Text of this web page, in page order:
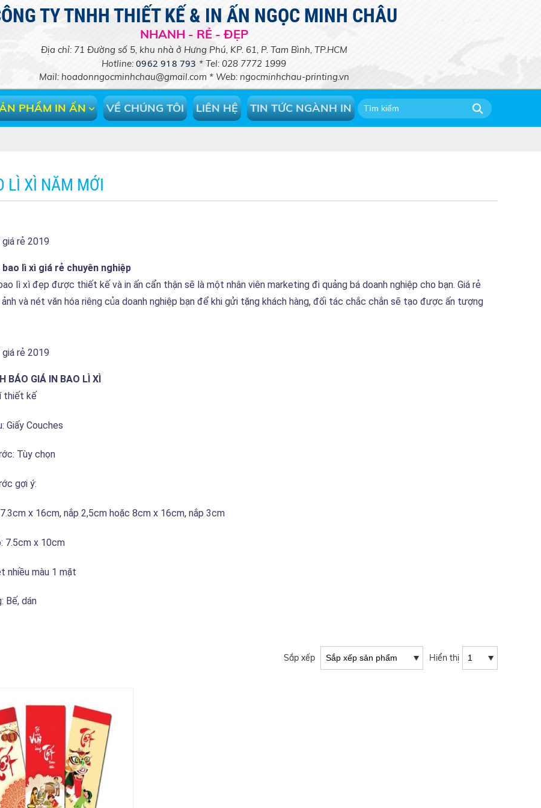
TY TNHH THIẾT KẾ & IN ẤN NGỌC MINH CHÂU
NHANH - RẺ - ĐẸP
Địa chỉ: 71 Đường số 5, khu nhà ở Hưng Phú, KP. 61, P. Tam Bình, TP.HCM
Hotline:0962 918 793 * Tel: 028 7772 1999
Mail: hoadonngocminhchau@gmail.com * Web: ngocminhchau-printing.vn
PHẨM IN ẤN VỀ CHÚNG TÔI LIÊN HỆ TIN TỨC NGÀNH IN
LÌ XÌ NĂM MỚI
rẻ 2019
bao lì xì giá rẻ chuyên nghiệp
lì xì đẹp được thiết kế và in ấn cẩn thận sẽ là một nhân viên marketing đi quảng bá doanh nghiệp cho bạn. Giá rẻ
ảnh và nét văn hóa riêng của doanh nghiệp bạn để khi gửi tặng khách hàng, đối tác chắc chắn sẽ tạo được ấn tượng
rẻ 2019
BÁO GIÁ IN BAO LÌ XÌ
thiết kế
Giấy Couches
Tùy chọn
gợi ý:
x 16cm, nắp 2,5cm hoặc 8cm x 16cm, nắp 3cm
7.5cm x 10cm
nhiều màu 1 mặt
Bế, dán
Sắp xếp Hiển thị